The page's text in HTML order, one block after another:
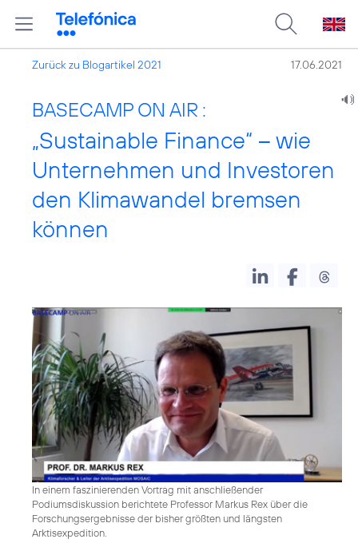
Zurück zu Blogartikel 2021 17.06.2021
BASECAMP ON AIR :
„Sustainable Finance“ – wie
Unternehmen und Investoren
den Klimawandel bremsen
können
In einem faszinierenden Vortrag mit anschließender
Podiumsdiskussion berichtete Professor Markus Rex über die
Forschungsergebnisse der bisher größten und längsten
Arktisexpedition.